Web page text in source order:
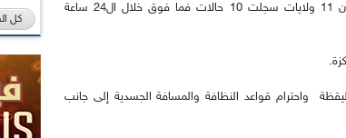
وأضاف فورار أن 21 ولاية سجلت من حالة 1 إلى 9 حالات وأن 11 ولايات سجلت 10 حالات فما فوق خلال ال24 ساعة
واحترام قواعد النظافة والمسافة الجسدية إلى جانب
كل